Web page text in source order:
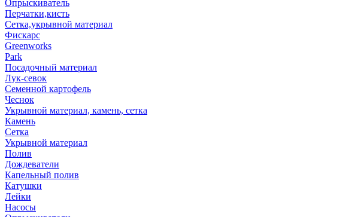
Опрыскиватель
Перчатки,кисть
Сетка,укрывной материал
Фискарс
Greenworks
Park
Посадочный материал
Лук-севок
Семенной картофель
Чеснок
Укрывной материал, камень, сетка
Камень
Сетка
Укрывной материал
Полив
Дождеватели
Капельный полив
Катушки
Лейки
Насосы